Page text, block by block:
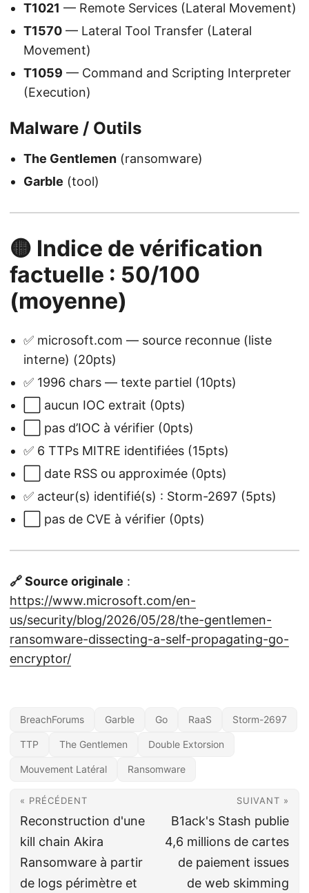
T1021 — Remote Services (Lateral Movement)
T1570 — Lateral Tool Transfer (Lateral
Movement)
T1059 — Command and Scripting Interpreter
(Execution)
Malware / Outils
The Gentlemen (ransomware)
Garble (tool)
🟡 Indice de vérification
factuelle : 50/100
(moyenne)
✅ microsoft.com — source reconnue (liste
interne) (20pts)
✅ 1996 chars — texte partiel (10pts)
⬜ aucun IOC extrait (0pts)
⬜ pas d’IOC à vérifier (0pts)
✅ 6 TTPs MITRE identifiées (15pts)
⬜ date RSS ou approximée (0pts)
✅ acteur(s) identifié(s) : Storm-2697 (5pts)
⬜ pas de CVE à vérifier (0pts)
🔗 Source originale :
https://www.microsoft.com/en-
us/security/blog/2026/05/28/the-gentlemen-
ransomware-dissecting-a-self-propagating-go-
encryptor/
BreachForums Garble Go RaaS Storm-2697
TTP The Gentlemen Double Extorsion
Mouvement Latéral Ransomware
« PRÉCÉDENT
Reconstruction d'une
kill chain Akira
Ransomware à partir
de logs périmètre et
SUIVANT »
B1ack's Stash publie
4,6 millions de cartes
de paiement issues
de web skimming